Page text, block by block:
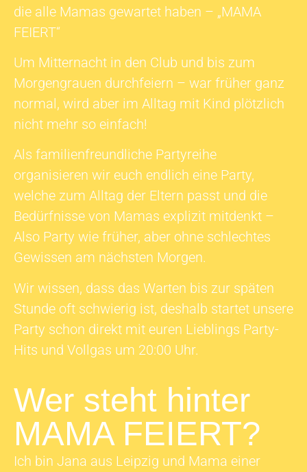
die alle Mamas gewartet haben – „MAMA
FEIERT“
Um Mitternacht in den Club und bis zum
Morgengrauen durchfeiern – war früher ganz
normal, wird aber im Alltag mit Kind plötzlich
nicht mehr so einfach!
Als familienfreundliche Partyreihe
organisieren wir euch endlich eine Party,
welche zum Alltag der Eltern passt und die
Bedürfnisse von Mamas explizit mitdenkt –
Also Party wie früher, aber ohne schlechtes
Gewissen am nächsten Morgen.
Wir wissen, dass das Warten bis zur späten
Stunde oft schwierig ist, deshalb startet unsere
Party schon direkt mit euren Lieblings Party-
Hits und Vollgas um 20:00 Uhr.
Wer steht hinter
MAMA FEIERT?
Ich bin Jana aus Leipzig und Mama einer